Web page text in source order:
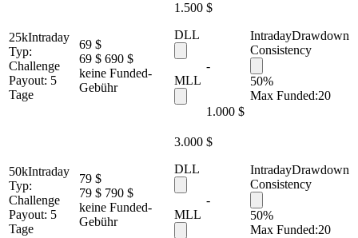
25kIntraday
Typ:
Challenge
Payout: 5
Tage
69 $
69 $ 690 $
keine Funded-
Gebühr
1.500 $
DLL
-
MLL
1.000 $
IntradayDrawdown
Consistency
50%
Max Funded:20
50kIntraday
Typ:
Challenge
Payout: 5
Tage
79 $
79 $ 790 $
keine Funded-
Gebühr
3.000 $
DLL
-
MLL
IntradayDrawdown
Consistency
50%
Max Funded:20